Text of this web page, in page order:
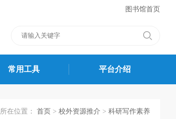
图书馆首页
常用工具 平台介绍
所在位置： 首页 > 校外资源推介 > 科研写作素养